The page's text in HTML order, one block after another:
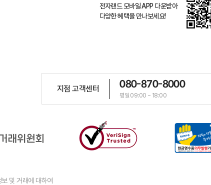
전자랜드 모바일 APP 다운받아
다양한 혜택을 만나보세요!
지점 고객센터 080-870-8000
평일 09:00 ~ 18:00
및 거래에 대하여